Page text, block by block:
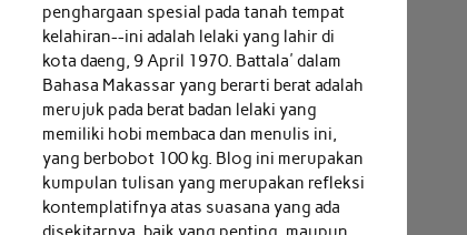
penghargaan spesial pada tanah tempat
kelahiran--ini adalah lelaki yang lahir di
kota daeng, 9 April 1970. Battala' dalam
Bahasa Makassar yang berarti berat adalah
merujuk pada berat badan lelaki yang
memiliki hobi membaca dan menulis ini,
yang berbobot 100 kg. Blog ini merupakan
kumpulan tulisan yang merupakan refleksi
kontemplatifnya atas suasana yang ada